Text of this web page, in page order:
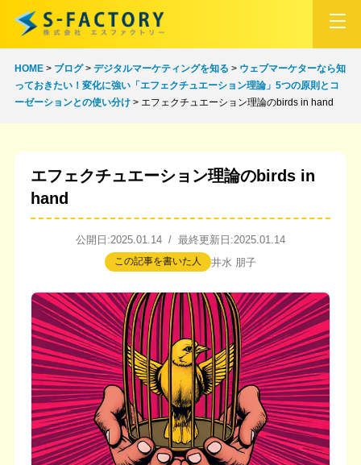
HOME> ブログ> デジタルマーケティングを知る > ウェブマーケターなら知
っておきたい！変化に強い「エフェクチュエーション理論」5つの原則とコ
ーゼーションとの使い分け> エフェクチュエーション理論のbirds in hand
エフェクチュエーション理論のbirds in
hand
公開日:2025.01.14 / 最終更新日:2025.01.14
この記事を書いた人 井水 朋子